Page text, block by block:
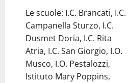
Le scuole: I.C. Brancati, I.C.
Campanella Sturzo, I.C.
Dusmet Doria, I.C. Rita
Atria, I.C. San Giorgio, I.O.
Musco, I.O. Pestalozzi,
Istituto Mary Poppins,